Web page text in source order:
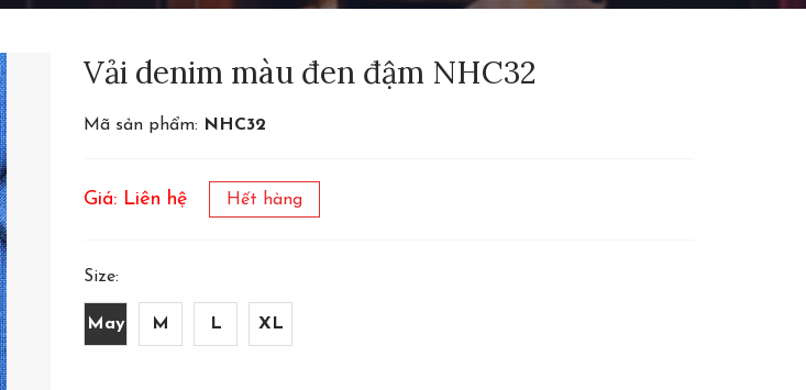
Vải denim màu đen đậm NHC32
Mã sản phẩm: NHC32
Giá: Liên hệ Hết hàng
Size:
May M L XL